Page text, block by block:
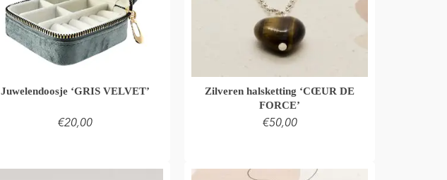
Juwelendoosje ‘GRIS VELVET’
€20,00
Zilveren halsketting ‘CŒUR DE
FORCE’
€50,00